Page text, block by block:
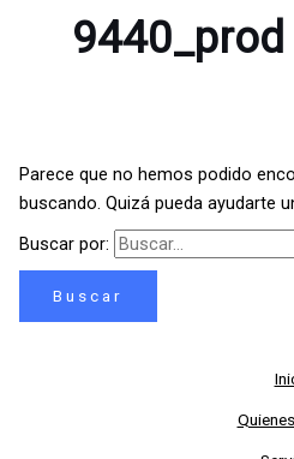
9440_prod
Parece que no hemos podido
buscando. Quizá pueda ayudarte
Buscar por: